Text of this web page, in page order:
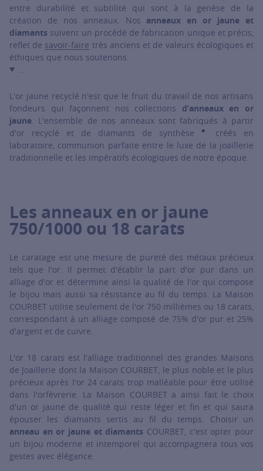
entre durabilité et subtilité qui sont à la genèse de la
création de nos anneaux. Nos anneaux en or jaune et
diamants suivent un procédé de fabrication unique et précis,
reflet de savoir-faire très anciens et de valeurs écologiques et
éthiques que nous soutenons.
L'or jaune recyclé n'est que le fruit du travail de nos artisans
fondeurs qui façonnent nos collections d’anneaux en or
jaune . L'ensemble de nos anneaux sont fabriqués à partir
d'or recyclé et de diamants de synthèse* SHOW
créés en
laboratoire, communion parfaite entre le luxe de la joaillerie
traditionnelle et les impératifs écologiques de notre époque.
Les anneaux en or jaune
750/1000 ou 18 carats
Le caratage est une mesure de pureté des métaux précieux
tels que l'or. Il permet d'établir la part d'or pur dans un
alliage d'or et détermine ainsi la qualité de l'or qui compose
le bijou mais aussi sa résistance au fil du temps. La Maison
COURBET utilise seulement de l'or 750 millièmes ou 18 carats,
correspondant à un alliage composé de 75% d'or pur et 25%
d'argent et de cuivre.
L'or 18 carats est l'alliage traditionnel des grandes Maisons
de Joaillerie dont la Maison COURBET, le plus noble et le plus
précieux après l'or 24 carats trop malléable pour être utilisé
dans l'orfèvrerie. La Maison COURBET a ainsi fait le choix
d'un or jaune de qualité qui reste léger et fin et qui saura
épouser les diamants sertis au fil du temps. Choisir un
anneau en or jaune et diamants COURBET, c'est opter pour
un bijou moderne et intemporel qui accompagnera tous vos
gestes avec élégance.